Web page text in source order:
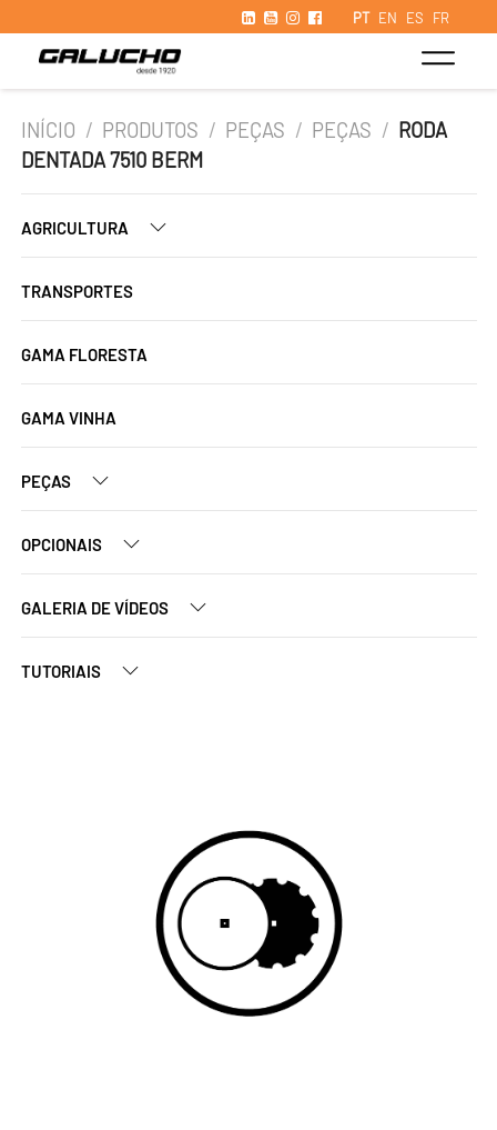
PT EN ES FR
INÍCIO / PRODUTOS / PEÇAS / PEÇAS / RODA
DENTADA 7510 BERM
AGRICULTURA
TRANSPORTES
GAMA FLORESTA
GAMA VINHA
PEÇAS
OPCIONAIS
GALERIA DE VÍDEOS
TUTORIAIS